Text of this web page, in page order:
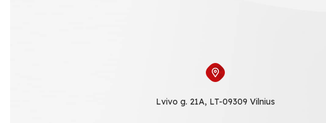
Lvivo g. 21A, LT-09309 Vilnius